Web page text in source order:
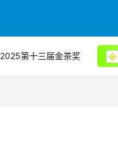
2025第十三届金茶奖